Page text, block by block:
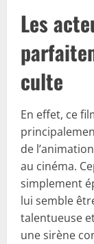
Les
culte
En effet, ce
de
au cinéma.
simplement
lui semble
talentueuse
une sirène